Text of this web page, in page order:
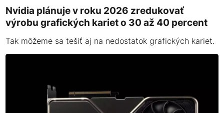
Nvidia plánuje v roku 2026 zredukovať
výrobu grafických kariet o 30 až 40 percent
Tak môžeme sa tešiť aj na nedostatok grafických kariet.